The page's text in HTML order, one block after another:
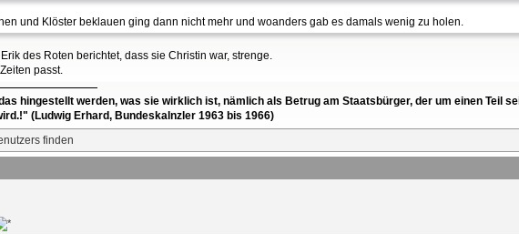
und Klöster beklauen ging dann nicht mehr und woanders gab es damals wenig zu holen.
des Roten berichtet, dass sie Christin war, strenge.
passt.
hingestellt werden, was sie wirklich ist, nämlich als Betrug am Staatsbürger, der um einen Teil
(Ludwig Erhard, Bundeskalnzler 1963 bis 1966)